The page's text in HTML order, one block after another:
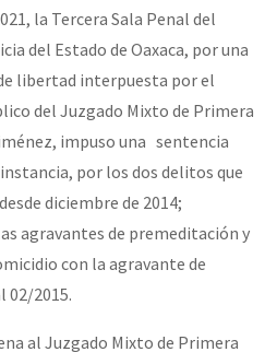
la Tercera Sala Penal del
del Estado de Oaxaca, por una
libertad interpuesta por el
del Juzgado Mixto de Primera
impuso una sentencia
por los dos delitos que
diciembre de 2014;
agravantes de premeditación y
con la agravante de
02/2015.
al Juzgado Mixto de Primera